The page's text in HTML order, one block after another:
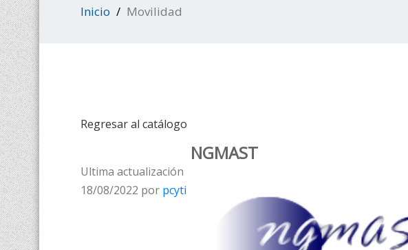
Inicio Movilidad
Regresar al catálogo
NGMAST
Ultima actualización
18/08/2022 por pcyti